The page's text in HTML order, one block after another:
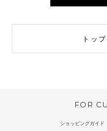
トッ
FOR
ショッピングガイド